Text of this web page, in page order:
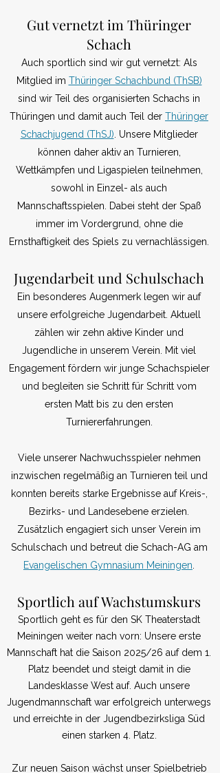
​​Gut vernetzt im Thüringer
Schach
Auch sportlich sind wir gut vernetzt: Als
Mitglied im Thüringer Schachbund (ThSB)
sind wir Teil des organisierten Schachs in
Thüringen und damit auch Teil der Thüringer
Schachjugend (ThSJ) . Unsere Mitglieder
können daher aktiv an Turnieren,
Wettkämpfen und Ligaspielen teilnehmen,
sowohl in Einzel- als auch
Mannschaftsspielen. Dabei steht der Spaß
immer im Vordergrund, ohne die
Ernsthaftigkeit des Spiels zu vernachlässigen.
Jugendarbeit und Schulschach
Ein besonderes Augenmerk legen wir auf
unsere erfolgreiche Jugendarbeit. Aktuell
zählen wir zehn aktive Kinder und
Jugendliche in unserem Verein. Mit viel
Engagement fördern wir junge Schachspieler
und begleiten sie Schritt für Schritt vom
ersten Matt bis zu den ersten
Turniererfahrungen.
Viele unserer Nachwuchsspieler nehmen
inzwischen regelmäßig an Turnieren teil und
konnten bereits starke Ergebnisse auf Kreis-,
Bezirks- und Landesebene erzielen.
Zusätzlich engagiert sich unser Verein im
Schulschach und betreut die Schach-AG am
Evangelischen Gymnasium Meiningen
Sportlich auf Wachstumskurs
Sportlich geht es für den SK Theaterstadt
Meiningen weiter nach vorn: Unsere erste
Mannschaft hat die Saison 2025/26 auf dem 1.
Platz beendet und steigt damit in die
Landesklasse West auf. Auch unsere
Jugendmannschaft war erfolgreich unterwegs
und erreichte in der Jugendbezirksliga Süd
einen starken 4. Platz.
Zur neuen Saison wächst unser Spielbetrieb